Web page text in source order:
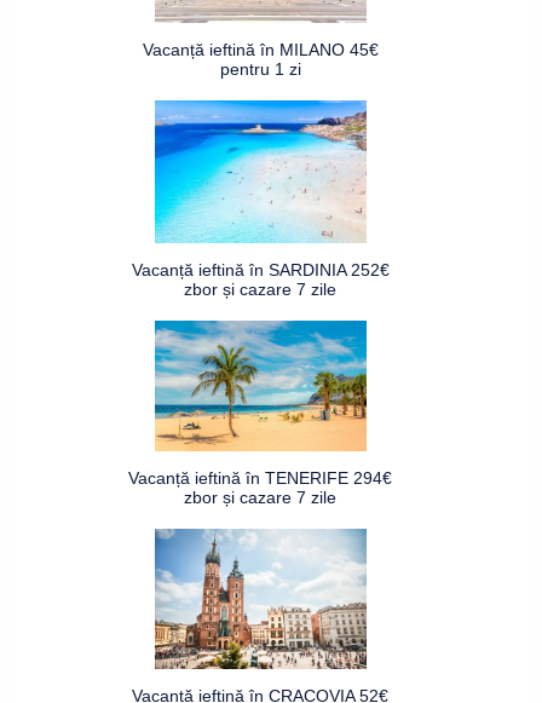
Vacanță ieftină în MILANO 45€
pentru 1 zi
Vacanță ieftină în SARDINIA 252€
zbor și cazare 7 zile
Vacanță ieftină în TENERIFE 294€
zbor și cazare 7 zile
Vacanță ieftină în CRACOVIA 52€